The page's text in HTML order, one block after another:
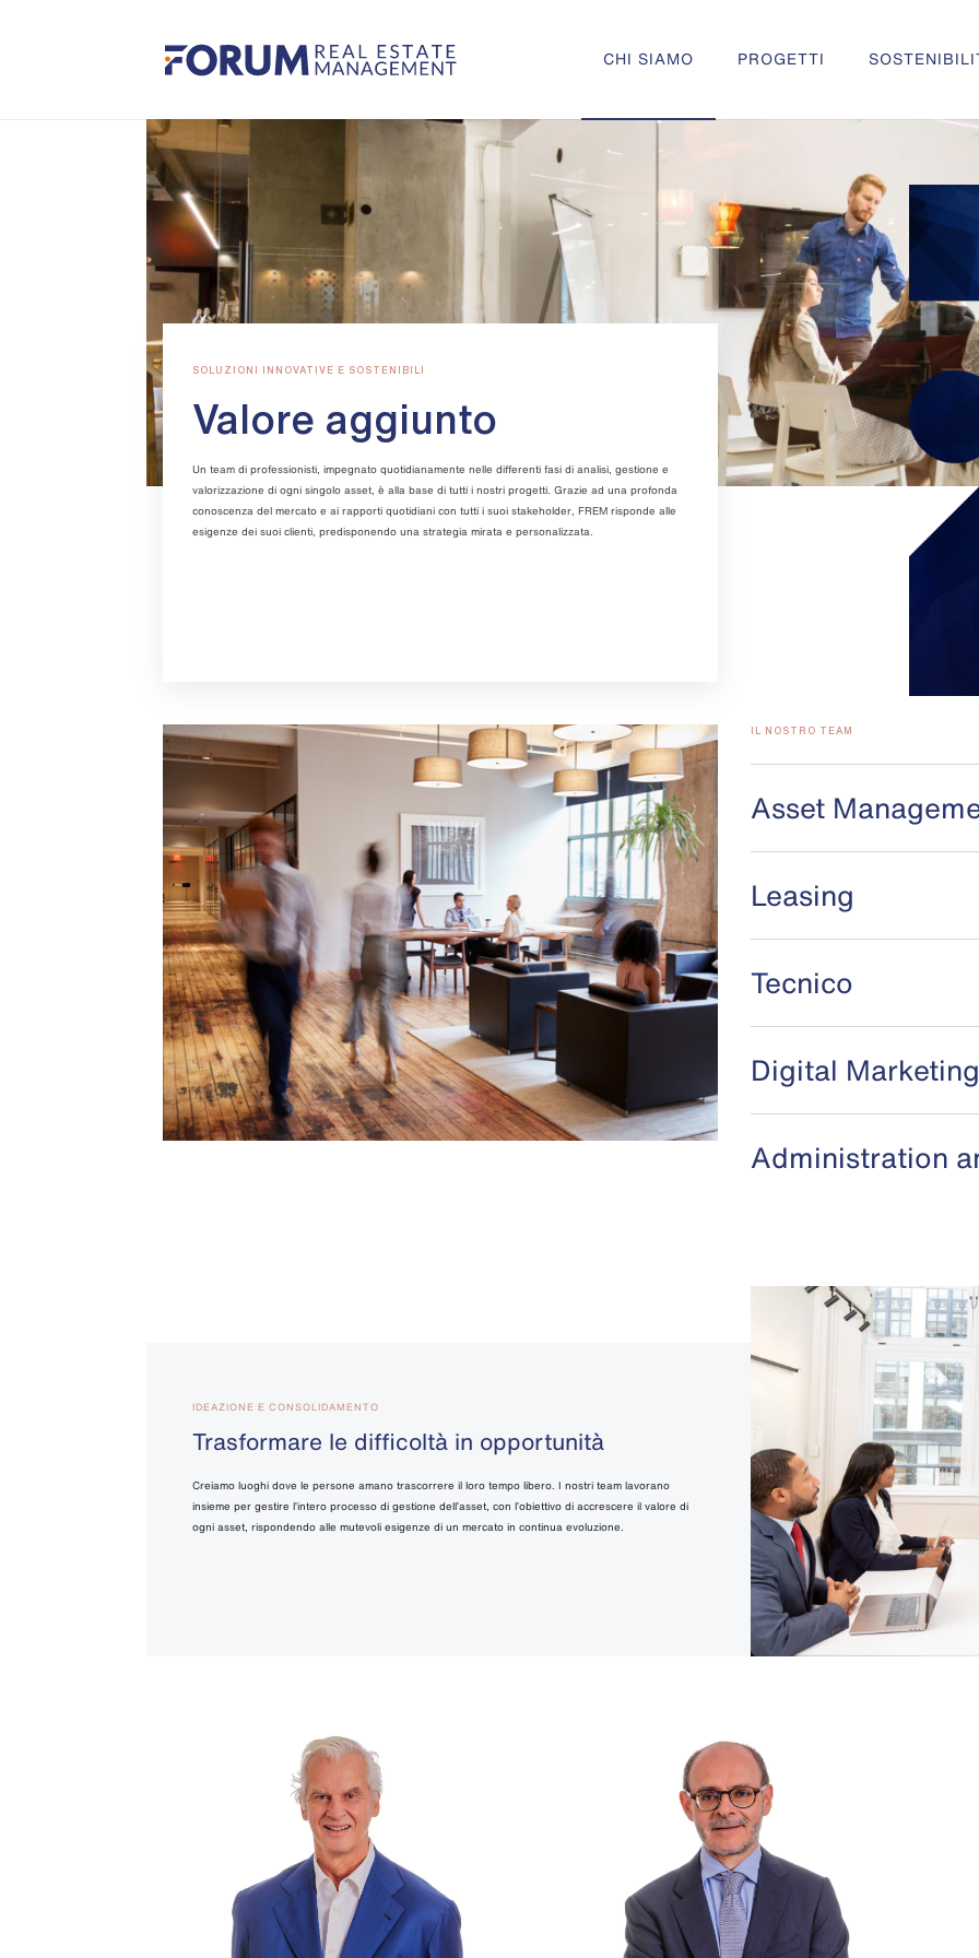
CHI SIAMO PROGETTI
SOLUZIONI INNOVATIVE E SOSTENIBILI
Valore aggiunto
Un team di professionisti, impegnato quotidianamente nelle differenti fasi di analisi, gestione e
valorizzazione di ogni singolo asset, è alla base di tutti i nostri progetti. Grazie ad una profonda
conoscenza del mercato e ai rapporti quotidiani con tutti i suoi stakeholder, FREM risponde alle
esigenze dei suoi clienti, predisponendo una strategia mirata e personalizzata.
IL NOSTRO TEAM
Asset
Leasing
Tecnico
Digital Marketing
Administration
IDEAZIONE E CONSOLIDAMENTO
Trasformare le difficoltà in opportunità
Creiamo luoghi dove le persone amano trascorrere il loro tempo libero. I nostri team lavorano
insieme per gestire l’intero processo di gestione dell’asset, con l’obiettivo di accrescere il valore di
ogni asset, rispondendo alle mutevoli esigenze di un mercato in continua evoluzione.